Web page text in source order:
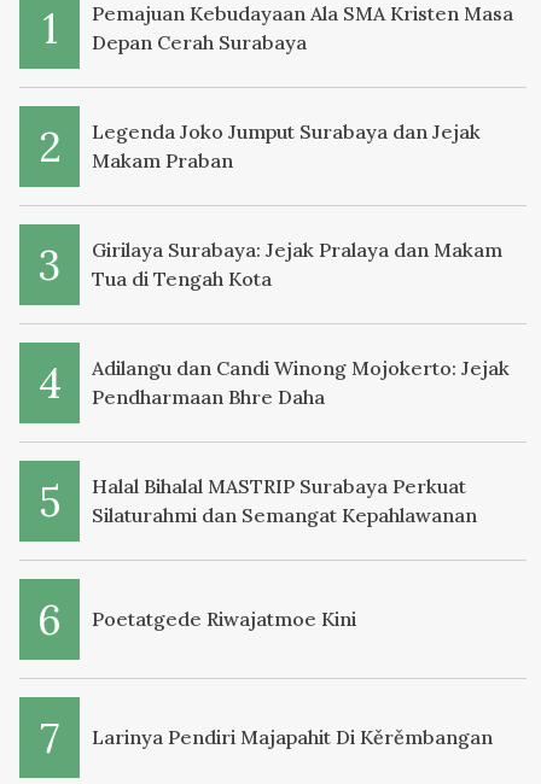
Pemajuan Kebudayaan Ala SMA Kristen Masa
Depan Cerah Surabaya
Legenda Joko Jumput Surabaya dan Jejak
Makam Praban
Girilaya Surabaya: Jejak Pralaya dan Makam
Tua di Tengah Kota
Adilangu dan Candi Winong Mojokerto: Jejak
Pendharmaan Bhre Daha
Halal Bihalal MASTRIP Surabaya Perkuat
Silaturahmi dan Semangat Kepahlawanan
Poetatgede Riwajatmoe Kini
Larinya Pendiri Majapahit Di Kěrěmbangan